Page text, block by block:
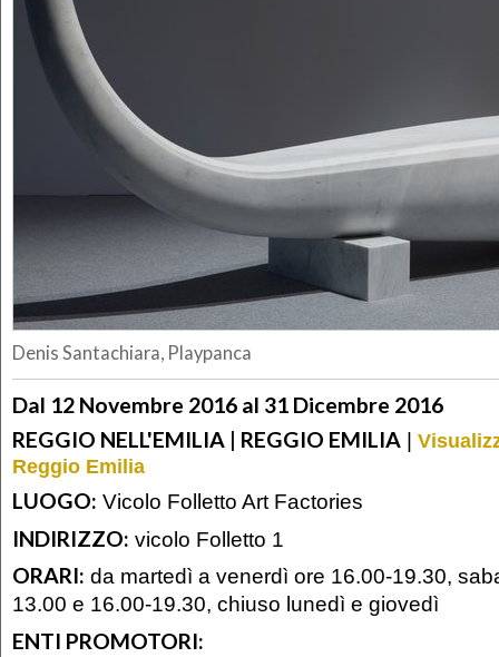
Denis Santachiara, Playpanca
Dal 12 Novembre 2016 al 31 Dicembre 2016
REGGIO NELL'EMILIA | REGGIO EMILIA |
Reggio Emilia
LUOGO: Vicolo Folletto Art Factories
INDIRIZZO: vicolo Folletto 1
ORARI: da martedì a venerdì ore 16.00-19.30,
13.00 e 16.00-19.30, chiuso lunedì e giovedì
ENTI PROMOTORI: